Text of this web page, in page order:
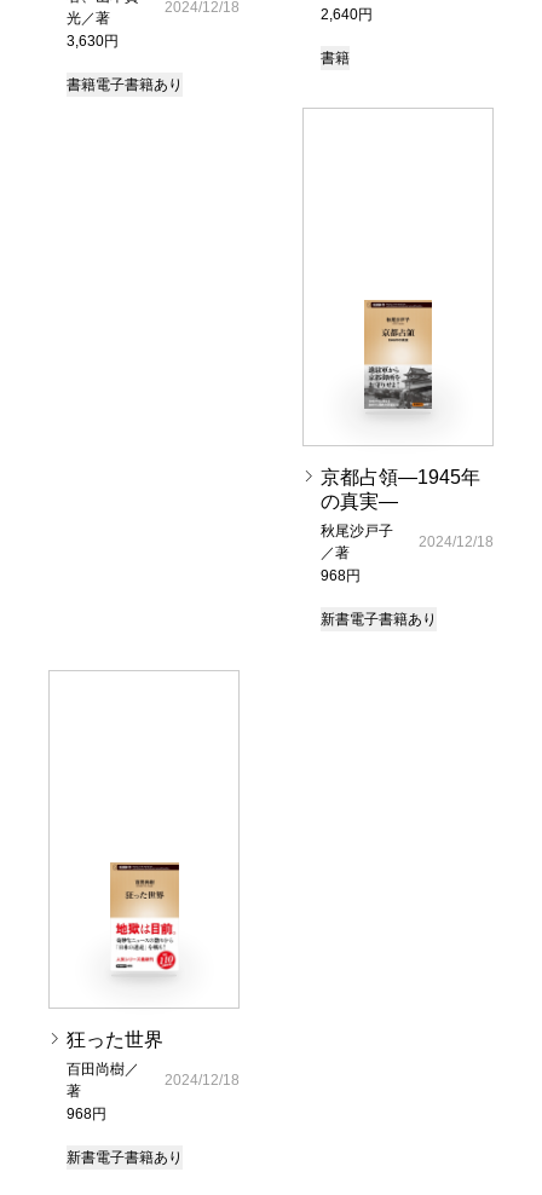
光／著
3,630円
2024/12/18
書籍電子書籍あり
2,640円
書籍
京都占領―1945年
の真実―
秋尾沙戸子
／著
968円
2024/12/18
新書電子書籍あり
狂った世界
百田尚樹／
著
968円
2024/12/18
新書電子書籍あり